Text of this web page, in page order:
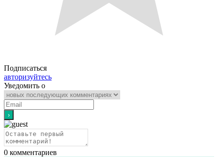
Подписаться
авторизуйтесь
Уведомить о
0 комментариев